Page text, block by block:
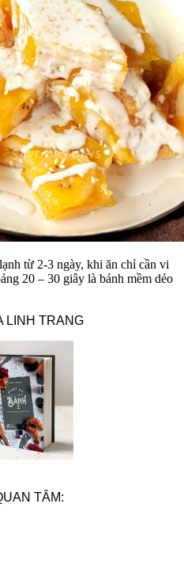
từ 2-3 ngày, khi ăn chỉ cần vi
20 – 30 giây là bánh mềm dẻo
LINH TRANG
TÂM: